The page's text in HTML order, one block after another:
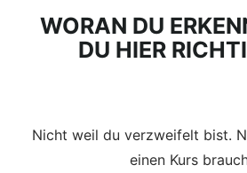
WORAN DU
DU HIER
Nicht weil du verzweifelt bist.
einen Kurs